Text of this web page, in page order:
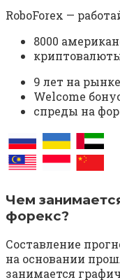
RoboForex —
8000
9 лет на рынке
Welcome
спреды на
Чем
форекс?
Составление
на основании
занимается